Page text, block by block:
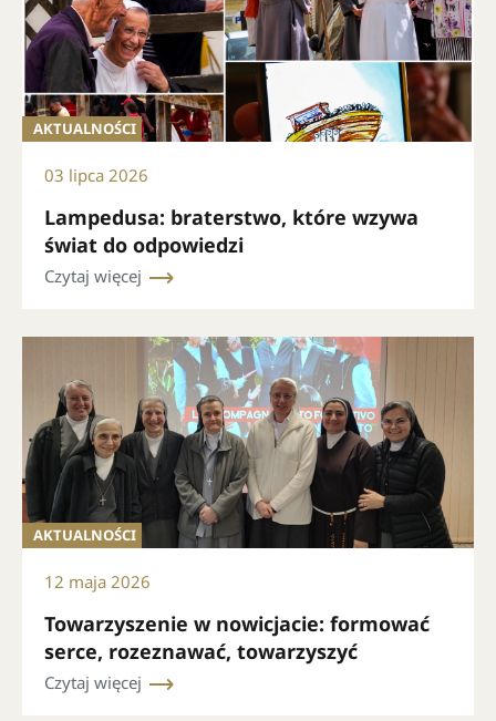
AKTUALNOŚCI
03 lipca 2026
Lampedusa: braterstwo, które wzywa
świat do odpowiedzi
Czytaj więcej
AKTUALNOŚCI
12 maja 2026
Towarzyszenie w nowicjacie: formować
serce, rozeznawać, towarzyszyć
Czytaj więcej